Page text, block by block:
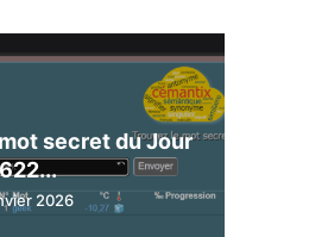
secret du Jour
2026